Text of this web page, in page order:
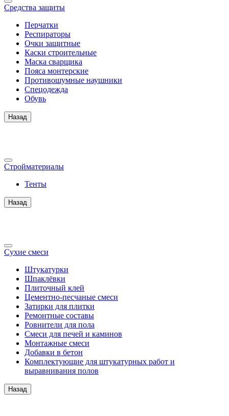
Средства защиты
Перчатки
Респираторы
Очки защитные
Каски строительные
Маска сварщика
Пояса монтерские
Противошумные наушники
Спецодежда
Обувь
Назад
Стройматериалы
Тенты
Назад
Сухие смеси
Штукатурки
Шпаклёвки
Плиточный клей
Цементно-песчаные смеси
Затирки для плитки
Ремонтные составы
Ровнители для пола
Смеси для печей и каминов
Монтажные смеси
Добавки в бетон
Комплектующие для штукатурных работ и
выравнивания полов
Назад